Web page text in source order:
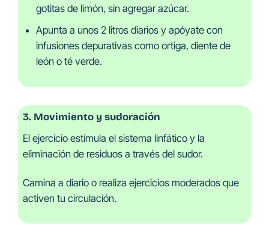
gotitas de limón, sin agregar azúcar.
Apunta a unos 2 litros diarios y apóyate con
infusiones depurativas como ortiga, diente de
león o té verde.
3. Movimiento y sudoración
El ejercicio estimula el sistema linfático y la
eliminación de residuos a través del sudor.
Camina a diario o realiza ejercicios moderados que
activen tu circulación.